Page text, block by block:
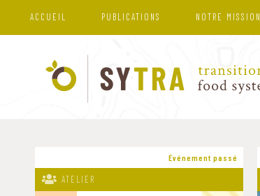
ACCUEIL PUBLICATIONS NOTRE MISSION
Événement passé
ATELIER